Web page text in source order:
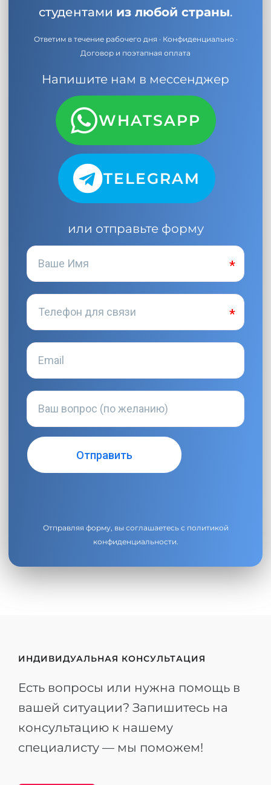
студентами из любой страны.
Ответим в течение рабочего дня · Конфиденциально ·
Договор и поэтапная оплата
Напишите нам в мессенджер
WHATSAPP
TELEGRAM
или отправьте форму
Отправляя форму, вы соглашаетесь с политикой
конфиденциальности.
ИНДИВИДУАЛЬНАЯ КОНСУЛЬТАЦИЯ
Есть вопросы или нужна помощь в
вашей ситуации? Запишитесь на
консультацию к нашему
специалисту — мы поможем!